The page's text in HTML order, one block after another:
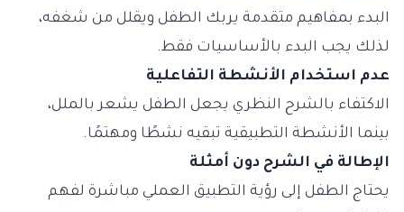
البدء بمفاهيم متقدمة يربك الطفل ويقلل من شغفه،
لذلك يجب البدء بالأساسيات فقط.
عدم استخدام الأنشطة التفاعلية
الاكتفاء بالشرح النظري يجعل الطفل يشعر بالملل،
بينما الأنشطة التطبيقية تبقيه نشطًا ومهتمًا.
الإطالة في الشرح دون أمثلة
يحتاج الطفل إلى رؤية التطبيق العملي مباشرة لفهم